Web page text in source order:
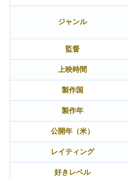
ジャンル
監督
上映時間
製作国
製作年
公開年（米）
レイティング
好きレベル